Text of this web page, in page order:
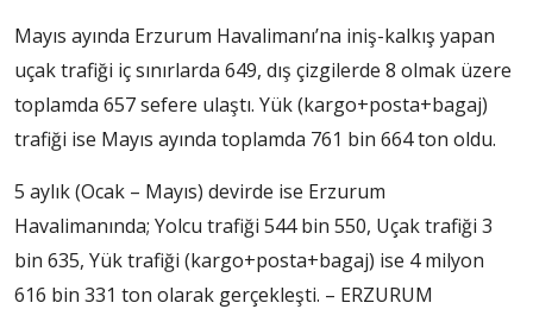
Mayıs ayında Erzurum Havalimanı’na iniş-kalkış yapan
uçak trafiği iç sınırlarda 649, dış çizgilerde 8 olmak üzere
toplamda 657 sefere ulaştı. Yük (kargo+posta+bagaj)
trafiği ise Mayıs ayında toplamda 761 bin 664 ton oldu.
5 aylık (Ocak – Mayıs) devirde ise Erzurum
Havalimanında; Yolcu trafiği 544 bin 550, Uçak trafiği 3
bin 635, Yük trafiği (kargo+posta+bagaj) ise 4 milyon
616 bin 331 ton olarak gerçekleşti. – ERZURUM